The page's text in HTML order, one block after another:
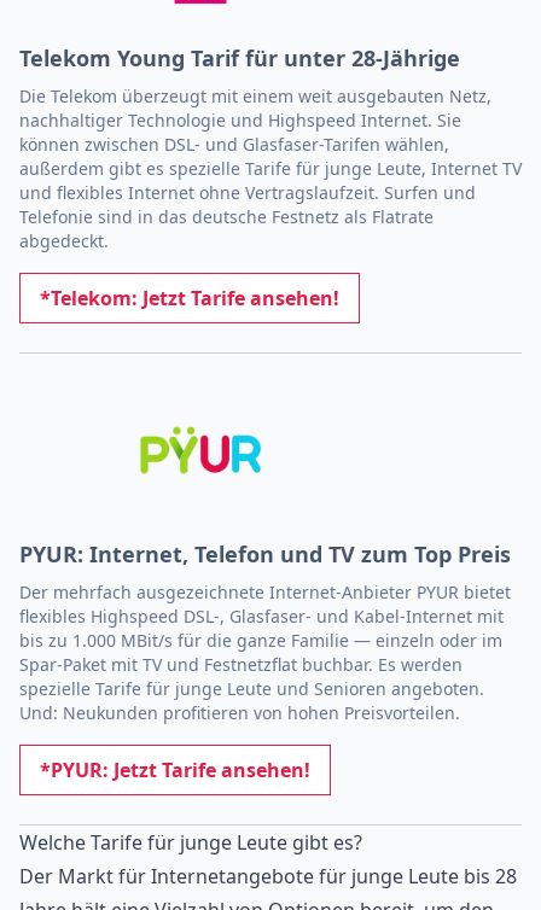
Telekom Young Tarif für unter 28-Jährige
Die Telekom überzeugt mit einem weit ausgebauten Netz,
nachhaltiger Technologie und Highspeed Internet. Sie
können zwischen DSL- und Glasfaser-Tarifen wählen,
außerdem gibt es spezielle Tarife für junge Leute, Internet TV
und flexibles Internet ohne Vertragslaufzeit. Surfen und
Telefonie sind in das deutsche Festnetz als Flatrate
abgedeckt.
*Telekom: Jetzt Tarife ansehen!
PYUR: Internet, Telefon und TV zum Top Preis
Der mehrfach ausgezeichnete Internet-Anbieter PYUR bietet
flexibles Highspeed DSL-, Glasfaser- und Kabel-Internet mit
bis zu 1.000 MBit/s für die ganze Familie — einzeln oder im
Spar-Paket mit TV und Festnetzflat buchbar. Es werden
spezielle Tarife für junge Leute und Senioren angeboten.
Und: Neukunden profitieren von hohen Preisvorteilen.
*PYUR: Jetzt Tarife ansehen!
Welche Tarife für junge Leute gibt es?
Der Markt für Internetangebote für junge Leute bis 28